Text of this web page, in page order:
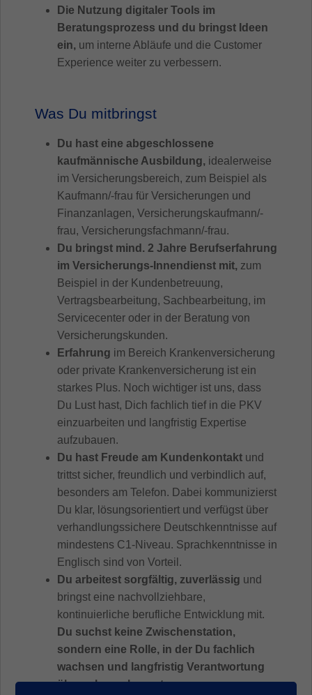
Die Nutzung digitaler Tools im
Beratungsprozess und du bringst Ideen
ein, um interne Abläufe und die Customer
Experience weiter zu verbessern.
Was Du mitbringst
Du hast eine abgeschlossene
kaufmännische Ausbildung, idealerweise
im Versicherungsbereich, zum Beispiel als
Kaufmann/-frau für Versicherungen und
Finanzanlagen, Versicherungskaufmann/-
frau, Versicherungsfachmann/-frau.
Du bringst mind. 2 Jahre Berufserfahrung
im Versicherungs-Innendienst mit, zum
Beispiel in der Kundenbetreuung,
Vertragsbearbeitung, Sachbearbeitung, im
Servicecenter oder in der Beratung von
Versicherungskunden.
Erfahrung im Bereich Krankenversicherung
oder private Krankenversicherung ist ein
starkes Plus. Noch wichtiger ist uns, dass
Du Lust hast, Dich fachlich tief in die PKV
einzuarbeiten und langfristig Expertise
aufzubauen.
Du hast Freude am Kundenkontakt und
trittst sicher, freundlich und verbindlich auf,
besonders am Telefon. Dabei kommunizierst
Du klar, lösungsorientiert und verfügst über
verhandlungssichere Deutschkenntnisse auf
mindestens C1-Niveau. Sprachkenntnisse in
Englisch sind von Vorteil.
Du arbeitest sorgfältig, zuverlässig und
bringst eine nachvollziehbare,
kontinuierliche berufliche Entwicklung mit.
Du suchst keine Zwischenstation,
sondern eine Rolle, in der Du fachlich
wachsen und langfristig Verantwortung
übernehmen kannst.